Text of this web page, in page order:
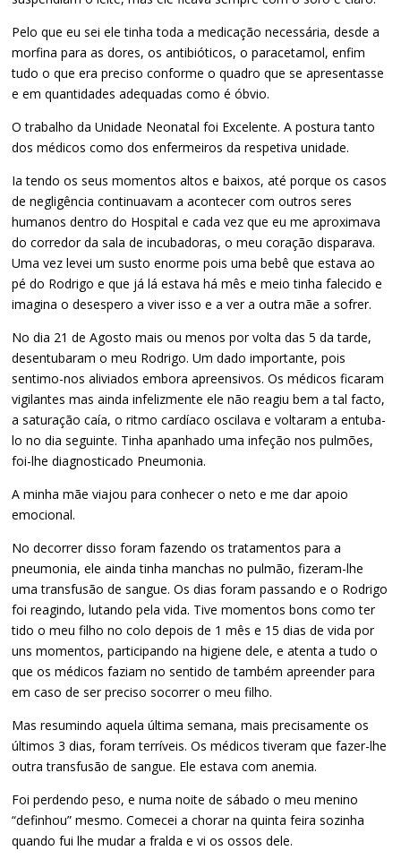
Pelo que eu sei ele tinha toda a medicação necessária, desde a
morfina para as dores, os antibióticos, o paracetamol, enfim
tudo o que era preciso conforme o quadro que se apresentasse
e em quantidades adequadas como é óbvio.
O trabalho da Unidade Neonatal foi Excelente. A postura tanto
dos médicos como dos enfermeiros da respetiva unidade.
Ia tendo os seus momentos altos e baixos, até porque os casos
de negligência continuavam a acontecer com outros seres
humanos dentro do Hospital e cada vez que eu me aproximava
do corredor da sala de incubadoras, o meu coração disparava.
Uma vez levei um susto enorme pois uma bebê que estava ao
pé do Rodrigo e que já lá estava há mês e meio tinha falecido e
imagina o desespero a viver isso e a ver a outra mãe a sofrer.
No dia 21 de Agosto mais ou menos por volta das 5 da tarde,
desentubaram o meu Rodrigo. Um dado importante, pois
sentimo-nos aliviados embora apreensivos. Os médicos ficaram
vigilantes mas ainda infelizmente ele não reagiu bem a tal facto,
a saturação caía, o ritmo cardíaco oscilava e voltaram a entuba-
lo no dia seguinte. Tinha apanhado uma infeção nos pulmões,
foi-lhe diagnosticado Pneumonia.
A minha mãe viajou para conhecer o neto e me dar apoio
emocional.
No decorrer disso foram fazendo os tratamentos para a
pneumonia, ele ainda tinha manchas no pulmão, fizeram-lhe
uma transfusão de sangue. Os dias foram passando e o Rodrigo
foi reagindo, lutando pela vida. Tive momentos bons como ter
tido o meu filho no colo depois de 1 mês e 15 dias de vida por
uns momentos, participando na higiene dele, e atenta a tudo o
que os médicos faziam no sentido de também apreender para
em caso de ser preciso socorrer o meu filho.
Mas resumindo aquela última semana, mais precisamente os
últimos 3 dias, foram terríveis. Os médicos tiveram que fazer-lhe
outra transfusão de sangue. Ele estava com anemia.
Foi perdendo peso, e numa noite de sábado o meu menino
“definhou” mesmo. Comecei a chorar na quinta feira sozinha
quando fui lhe mudar a fralda e vi os ossos dele.